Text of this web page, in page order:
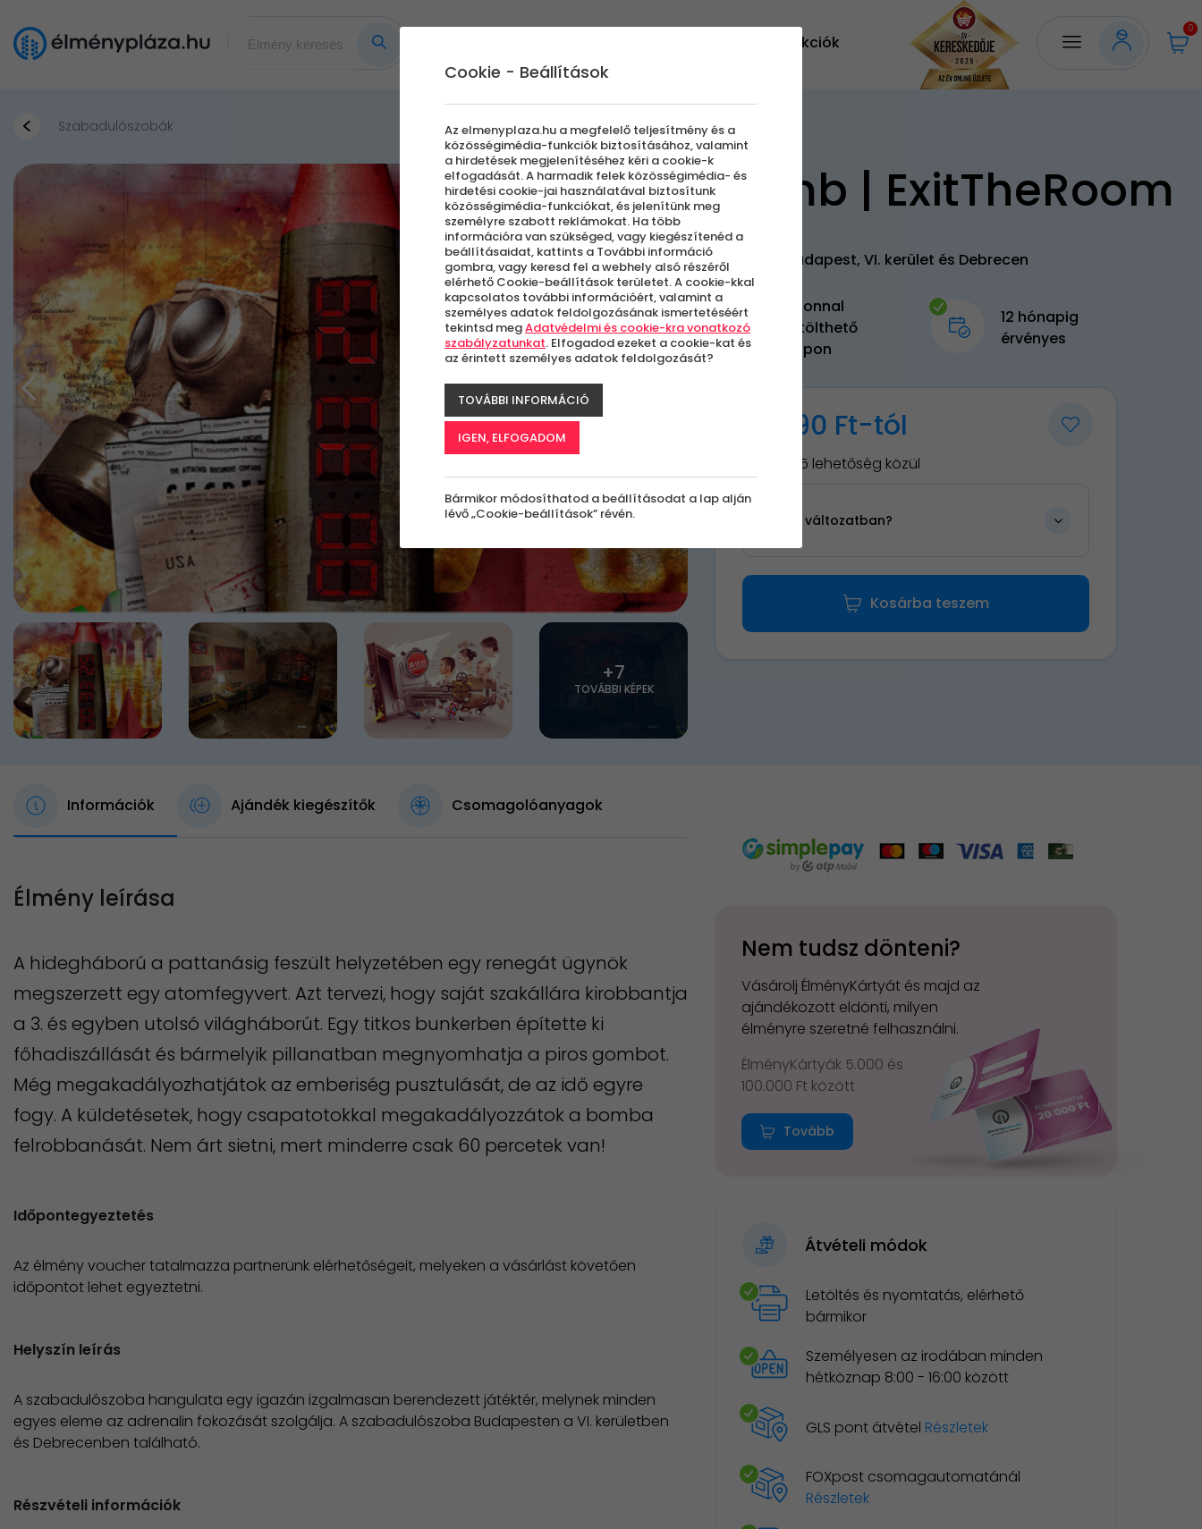
Akciók
0
Szabadulószobák
+7
TOVÁBBI KÉPEK
Bomb | ExitTheRoom
Budapest, VI. kerület és Debrecen
Azonnal
letölthető
kupon
12 hónapig
érvényes
15 990 Ft-tól
Válassz 5 lehetőség közül
Milyen változatban?
Kosárba teszem
Információk Ajándék kiegészítők Csomagolóanyagok
Élmény leírása
A hidegháború a pattanásig feszült helyzetében egy renegát ügynök
megszerzett egy atomfegyvert. Azt tervezi, hogy saját szakállára kirobbantja
a 3. és egyben utolsó világháborút. Egy titkos bunkerben építette ki
főhadiszállását és bármelyik pillanatban megnyomhatja a piros gombot.
Még megakadályozhatjátok az emberiség pusztulását, de az idő egyre
fogy. A küldetésetek, hogy csapatotokkal megakadályozzátok a bomba
felrobbanását. Nem árt sietni, mert minderre csak 60 percetek van!
Időpontegyeztetés
Az élmény voucher tatalmazza partnerünk elérhetőségeit, melyeken a vásárlást követően
időpontot lehet egyeztetni.
Helyszín leírás
A szabadulószoba hangulata egy igazán izgalmasan berendezett játéktér, melynek minden
egyes eleme az adrenalin fokozását szolgálja. A szabadulószoba Budapesten a VI. kerületben
és Debrecenben található.
Részvételi információk
Nem tudsz dönteni?
Vásárolj ÉlményKártyát és majd az
ajándékozott eldönti, milyen
élményre szeretné felhasználni.
ÉlményKártyák 5.000 és
100.000 Ft között
Tovább
Átvételi módok
Letöltés és nyomtatás, elérhető
bármikor
Személyesen az irodában minden
hétköznap 8:00 - 16:00 között
GLS pont átvétel Részletek
FOXpost csomagautomatánál
Részletek
Cookie - Beállítások
Az elmenyplaza.hu a megfelelő teljesítmény és a
közösségimédia-funkciók biztosításához, valamint
a hirdetések megjelenítéséhez kéri a cookie-k
elfogadását. A harmadik felek közösségimédia- és
hirdetési cookie-jai használatával biztosítunk
közösségimédia-funkciókat, és jelenítünk meg
személyre szabott reklámokat. Ha több
információra van szükséged, vagy kiegészítenéd a
beállításaidat, kattints a További információ
gombra, vagy keresd fel a webhely alsó részéről
elérhető Cookie-beállítások területet. A cookie-kkal
kapcsolatos további információért, valamint a
személyes adatok feldolgozásának ismertetéséért
tekintsd megAdatvédelmi és cookie-kra vonatkozó
szabályzatunkat. Elfogadod ezeket a cookie-kat és
az érintett személyes adatok feldolgozását?
TOVÁBBI INFORMÁCIÓ
IGEN, ELFOGADOM
Bármikor módosíthatod a beállításodat a lap alján
lévő „Cookie-beállítások” révén.